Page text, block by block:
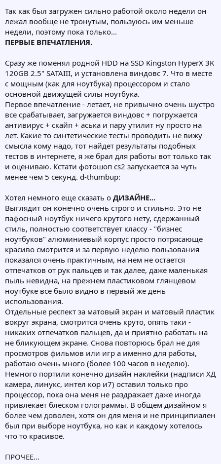
Так как был загружен сильно работой около недели он
лежал вообще не тронутым, пользуюсь им меньше
недели, поэтому пока только...
ПЕРВЫЕ ВПЕЧАТЛЕНИЯ.
Сразу же поменял родной HDD на SSD Kingston HyperX 3K
120GB 2.5" SATAIII, и установлена виндовс 7. Что в месте
с мощным (как для ноутбука) процессором и стало
основной движущей силы ноутбука.
Первое впечатление - летает, не привычно очень шустро
все срабатывает, загружается виндовс + погружается
антивирус + скайп + аська и пару утилит ну просто на
лет. Какие то синтетические тесты проводить не вижу
смысла кому надо, тот найдет результаты подобных
тестов в интернете, я же брал для работы вот только так
и оцениваю. Кстати фотошоп cs2 запускается за чуть
менее чем 5 секунд. d-thumbup:
Хотел немного еще сказать о ДИЗАЙНЕ...
Выглядит он конечно очень строго и стильно. Это не
пафосный ноутбук ничего крутого нету, сдержанный
стиль, полностью соответствует классу - "бизнес
ноутбуков" алюминиевый корпус просто потрясающе
красиво смотрится и за первую неделю пользования
показался очень практичным, на нем не остается
отпечатков от рук пальцев и так далее, даже маленькая
пыль невидна, на прежнем пластиковом глянцевом
ноутбуке все было видно в первый же день
использования.
Отдельные респект за матовый экран и матовый пластик
вокруг экрана, смотрится очень круто, опять таки -
никаких отпечатков пальцев, да и приятно работать на
не бликующем экране. Снова повторюсь брал не для
просмотров фильмов или игр а именно для работы,
работаю очень много (более 100 часов в неделю).
Немного портили конечно дизайн наклейки (надписи ХД
камера, линукс, интел кор и7) оставил только про
процессор, пока она меня не раздражает даже иногда
привлекает блеском голограммы. В общем дизайном я
более чем доволен, хотя он для меня и не принципиален
был при выборе ноутбука, но как и каждому хотелось
что то красивое.
ПРОЧЕЕ...